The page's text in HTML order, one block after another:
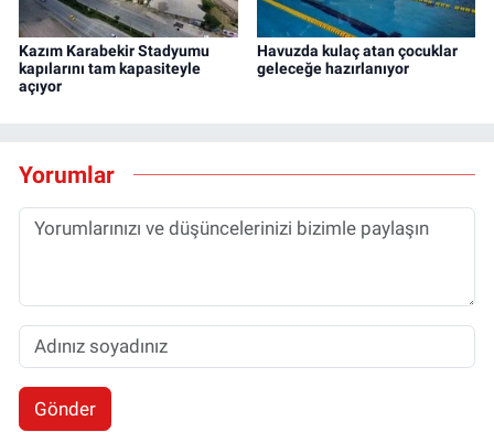
Kazım Karabekir Stadyumu
kapılarını tam kapasiteyle
açıyor
Havuzda kulaç atan çocuklar
geleceğe hazırlanıyor
Yorumlar
Gönder